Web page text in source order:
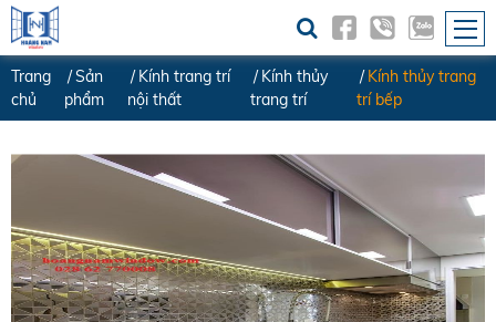
Trang
chủ
Sản
phẩm
Kính trang trí
nội thất
Kính thủy
trang trí
Kính thủy trang
trí bếp